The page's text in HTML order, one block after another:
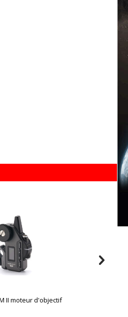
II moteur d'objectif